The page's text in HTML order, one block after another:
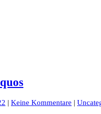
| Keine Kommentare |